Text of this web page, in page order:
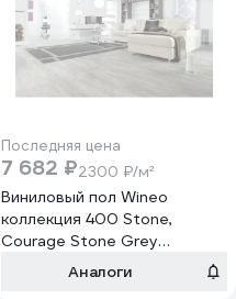
Последняя цена
7 682 ₽2300 ₽/м²
Виниловый пол Wineo
коллекция 400 Stone,
Courage Stone Grey
Аналоги